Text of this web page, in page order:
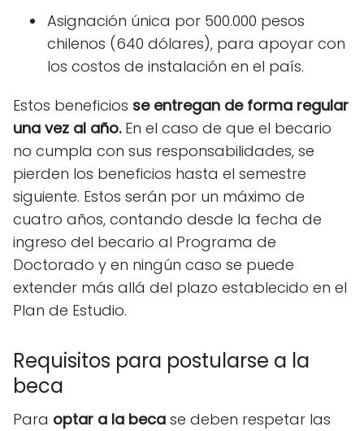
Asignación única por 500.000 pesos
chilenos (640 dólares), para apoyar con
los costos de instalación en el país.
Estos beneficios se entregan de forma regular
una vez al año.En el caso de que el becario
no cumpla con sus responsabilidades, se
pierden los beneficios hasta el semestre
siguiente. Estos serán por un máximo de
cuatro años, contando desde la fecha de
ingreso del becario al Programa de
Doctorado y en ningún caso se puede
extender más allá del plazo establecido en el
Plan de Estudio.
Requisitos para postularse a la
beca
Para optar a la beca se deben respetar las